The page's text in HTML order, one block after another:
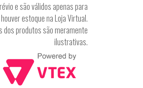
e são válidos apenas para
estoque na Loja Virtual.
dos produtos são meramente
ilustrativas.